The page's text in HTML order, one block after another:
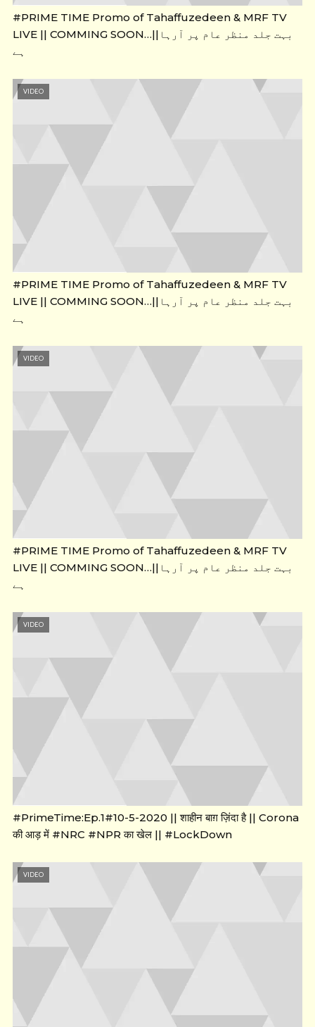
#PRIME TIME Promo of Tahaffuzedeen & MRF TV
LIVE || COMMING SOON…||بہت جلد منظر عام پر آرہا
ہے
VIDEO
#PRIME TIME Promo of Tahaffuzedeen & MRF TV
LIVE || COMMING SOON…||بہت جلد منظر عام پر آرہا
ہے
VIDEO
#PRIME TIME Promo of Tahaffuzedeen & MRF TV
LIVE || COMMING SOON…||بہت جلد منظر عام پر آرہا
ہے
VIDEO
#PrimeTime:Ep.1#10-5-2020 || शाहीन बाग़ ज़िंदा है || Corona
की आड़ में #NRC #NPR का खेल || #LockDown
VIDEO